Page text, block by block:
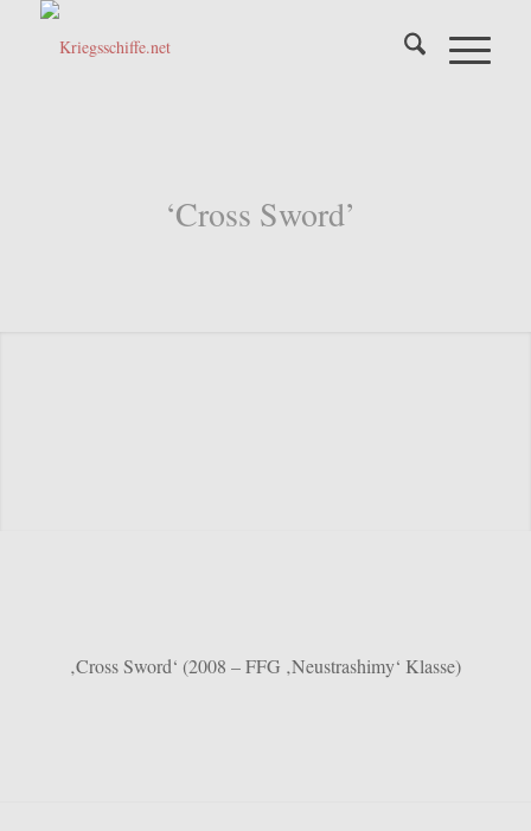
‘Cross Sword’
‚Cross Sword‘ (2008 – FFG ‚Neustrashimy‘ Klasse)